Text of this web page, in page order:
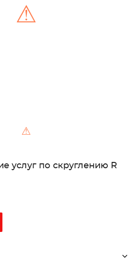
⚠
⚠
услуг по скруглению R